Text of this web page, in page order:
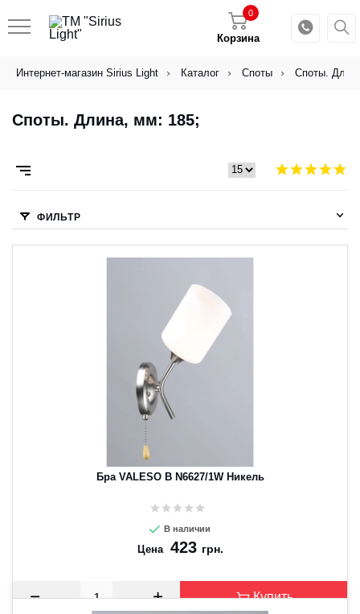
Корзина
0
Интернет-магазин Sirius Light Каталог Споты Споты.
Споты. Длина, мм: 185;
ФИЛЬТР
Бра VALESO B N6627/1W Никель
В наличии
Цена 423 грн.
Купить